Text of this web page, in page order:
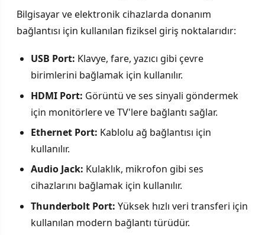
Bilgisayar ve elektronik cihazlarda donanım
bağlantısı için kullanılan fiziksel giriş noktalarıdır:
USB Port: Klavye, fare, yazıcı gibi çevre
birimlerini bağlamak için kullanılır.
HDMI Port: Görüntü ve ses sinyali göndermek
için monitörlere ve TV'lere bağlantı sağlar.
Ethernet Port: Kablolu ağ bağlantısı için
kullanılır.
Audio Jack: Kulaklık, mikrofon gibi ses
cihazlarını bağlamak için kullanılır.
Thunderbolt Port: Yüksek hızlı veri transferi için
kullanılan modern bağlantı türüdür.